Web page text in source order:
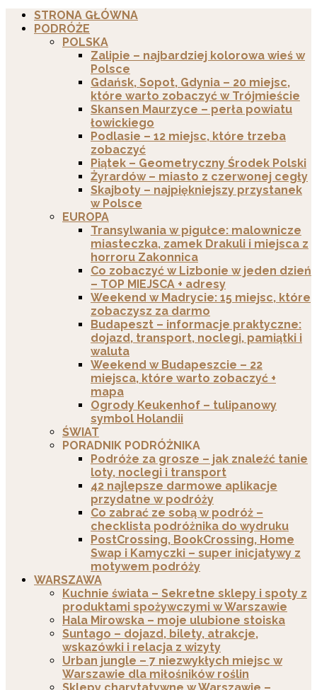
STRONA GŁÓWNA
PODRÓŻE
POLSKA
Zalipie – najbardziej kolorowa wieś w
Polsce
Gdańsk, Sopot, Gdynia – 20 miejsc,
które warto zobaczyć w Trójmieście
Skansen Maurzyce – perła powiatu
łowickiego
Podlasie – 12 miejsc, które trzeba
zobaczyć
Piątek – Geometryczny Środek Polski
Żyrardów – miasto z czerwonej cegły
Skajboty – najpiękniejszy przystanek
w Polsce
EUROPA
Transylwania w pigułce: malownicze
miasteczka, zamek Drakuli i miejsca z
horroru Zakonnica
Co zobaczyć w Lizbonie w jeden dzień
– TOP MIEJSCA + adresy
Weekend w Madrycie: 15 miejsc, które
zobaczysz za darmo
Budapeszt – informacje praktyczne:
dojazd, transport, noclegi, pamiątki i
waluta
Weekend w Budapeszcie – 22
miejsca, które warto zobaczyć +
mapa
Ogrody Keukenhof – tulipanowy
symbol Holandii
ŚWIAT
PORADNIK PODRÓŻNIKA
Podróże za grosze – jak znaleźć tanie
loty, noclegi i transport
42 najlepsze darmowe aplikacje
przydatne w podróży
Co zabrać ze sobą w podróż –
checklista podróżnika do wydruku
PostCrossing, BookCrossing, Home
Swap i Kamyczki – super inicjatywy z
motywem podróży
WARSZAWA
Kuchnie świata – Sekretne sklepy i spoty z
produktami spożywczymi w Warszawie
Hala Mirowska – moje ulubione stoiska
Suntago – dojazd, bilety, atrakcje,
wskazówki i relacja z wizyty
Urban jungle – 7 niezwykłych miejsc w
Warszawie dla miłośników roślin